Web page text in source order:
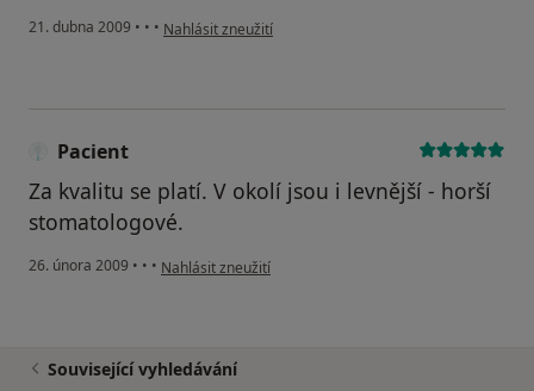
21. dubna 2009 • • • podle názoru uživatele Spokojená pacientka
Nahlásit zneužití
Pacient
Za kvalitu se platí. V okolí jsou i levnější - horší
stomatologové.
26. února 2009 • • • podle názoru uživatele Pacient
Nahlásit zneužití
Související vyhledávání